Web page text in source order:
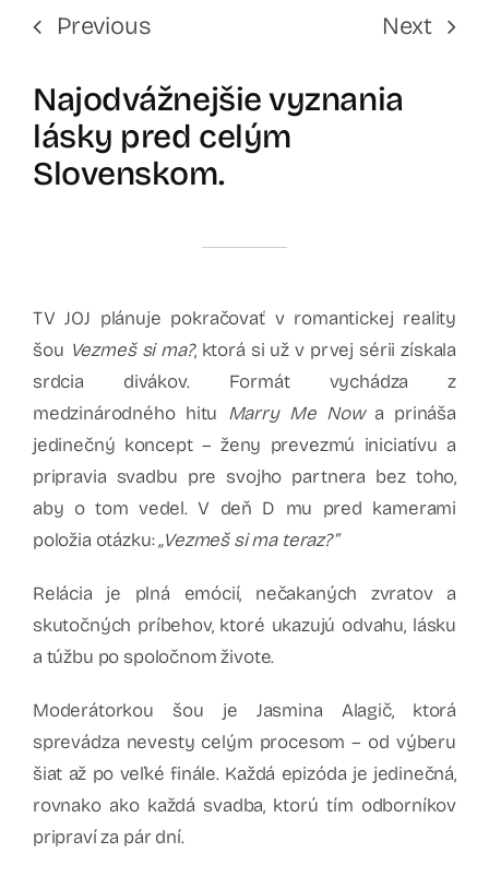
Previous Next
Najodvážnejšie vyznania
lásky pred celým
Slovenskom.
TV JOJ plánuje pokračovať v romantickej reality
šou Vezmeš si ma?, ktorá si už v prvej sérii získala
srdcia divákov. Formát vychádza z
medzinárodného hitu Marry Me Nowa prináša
jedinečný koncept – ženy prevezmú iniciatívu a
pripravia svadbu pre svojho partnera bez toho,
aby o tom vedel. V deň D mu pred kamerami
položia otázku:„Vezmeš si ma teraz?“
Relácia je plná emócií, nečakaných zvratov a
skutočných príbehov, ktoré ukazujú odvahu, lásku
a túžbu po spoločnom živote.
Moderátorkou šou je Jasmina Alagič, ktorá
sprevádza nevesty celým procesom – od výberu
šiat až po veľké finále. Každá epizóda je jedinečná,
rovnako ako každá svadba, ktorú tím odborníkov
pripraví za pár dní.